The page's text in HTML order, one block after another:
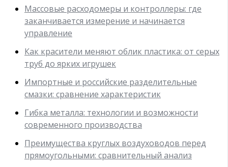
Массовые расходомеры и контроллеры: где
заканчивается измерение и начинается
управление
Как красители меняют облик пластика: от серых
труб до ярких игрушек
Импортные и российские разделительные
смазки: сравнение характеристик
Гибка металла: технологии и возможности
современного производства
Преимущества круглых воздуховодов перед
прямоугольными: сравнительный анализ